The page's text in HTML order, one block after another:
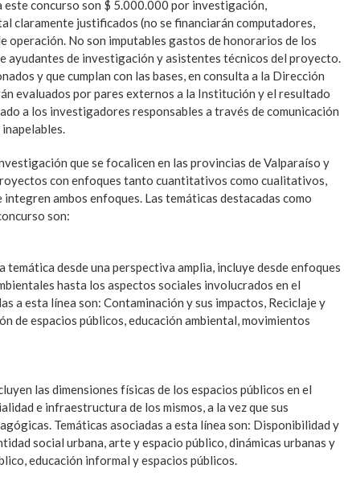
este concurso son $ 5.000.000 por investigación,
claramente justificados (no se financiarán computadores,
operación. No son imputables gastos de honorarios de los
ayudantes de investigación y asistentes técnicos del proyecto.
y que cumplan con las bases, en consulta a la Dirección
evaluados por pares externos a la Institución y el resultado
a los investigadores responsables a través de comunicación
que se focalicen en las provincias de Valparaíso y
con enfoques tanto cuantitativos como cualitativos,
ambos enfoques. Las temáticas destacadas como
son:
temática desde una perspectiva amplia, incluye desde enfoques
hasta los aspectos sociales involucrados en el
a esta línea son: Contaminación y sus impactos, Reciclaje y
de espacios públicos, educación ambiental, movimientos
las dimensiones físicas de los espacios públicos en el
e infraestructura de los mismos, a la vez que sus
Temáticas asociadas a esta línea son: Disponibilidad y
social urbana, arte y espacio público, dinámicas urbanas y
educación informal y espacios públicos.